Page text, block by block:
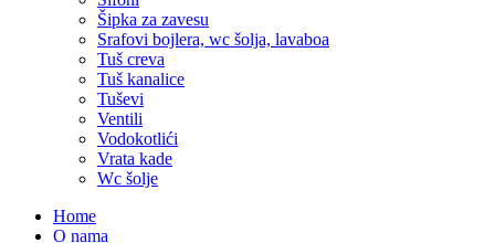
Šipka za zavesu
Srafovi bojlera, wc šolja, lavaboa
Tuš creva
Tuš kanalice
Tuševi
Ventili
Vodokotlići
Vrata kade
Wc šolje
Home
O nama